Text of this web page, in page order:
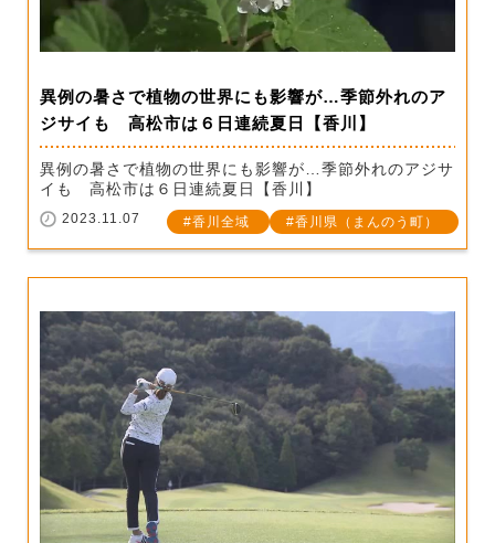
異例の暑さで植物の世界にも影響が…季節外れのア
ジサイも 高松市は６日連続夏日【香川】
異例の暑さで植物の世界にも影響が…季節外れのアジサ
イも 高松市は６日連続夏日【香川】
2023.11.07 香川全域 香川県（まんのう町）